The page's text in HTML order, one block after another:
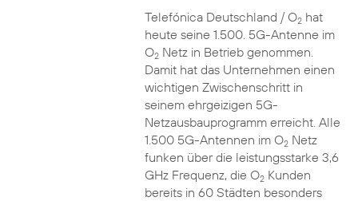
Telefónica Deutschland / O2hat
heute seine 1.500. 5G-Antenne im
O2Netz in Betrieb genommen.
Damit hat das Unternehmen einen
wichtigen Zwischenschritt in
seinem ehrgeizigen 5G-
Netzausbauprogramm erreicht. Alle
1.500 5G-Antennen im O2Netz
funken über die leistungsstarke 3,6
GHz Frequenz, die O2Kunden
bereits in 60 Städten besonders